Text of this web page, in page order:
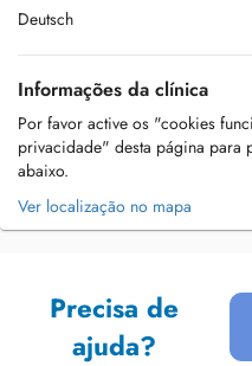
Deutsch
Informações da clínica
Por favor active os "cookies
privacidade" desta página para
abaixo.
Ver localização no mapa
Precisa de
ajuda?